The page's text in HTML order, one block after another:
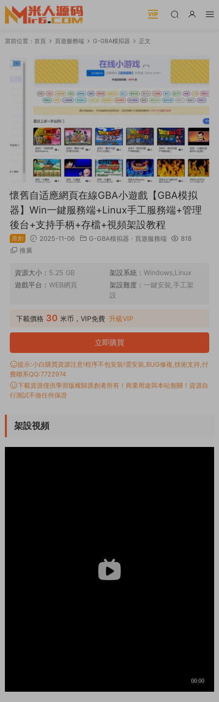
當前位置： 首頁 頁遊服務端 G-GBA模拟器 正文
懷舊自适應網頁在線GBA小遊戲【GBA模拟
器】Win一鍵服務端+Linux手工服務端+管理
後台+支持手柄+存檔+視頻架設教程
原創 2025-11-06 G-GBA模拟器 · 頁遊服務端
818
推廣
資源大小： 5.25 GB 架設系統： Windows,Linux
遊戲平台： WEB網頁 架設難度： 一鍵安裝,手工架
設
下載價格 30 米币，VIP免費 升級VIP
立即購買
提示:小白購買資源注意!程序不包安裝!需安裝,BUG修複,技術支持,付
費聯系QQ:7722974
下載資源僅供學習版權歸原創者所有！商業用途與本站無關！資源自
行測試不做任何保證
架設視頻